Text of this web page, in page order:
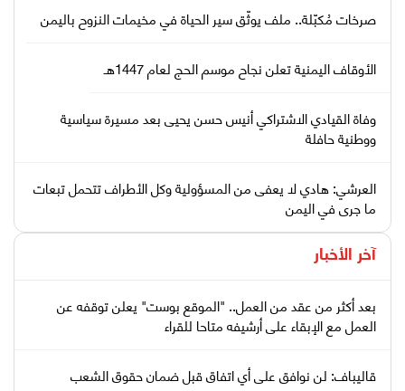
صرخات مُكبّلة.. ملف يوثّق سير الحياة في مخيمات النزوح باليمن
الأوقاف اليمنية تعلن نجاح موسم الحج لعام 1447هـ
وفاة القيادي الاشتراكي أنيس حسن يحيى بعد مسيرة سياسية
ووطنية حافلة
العرشي: هادي لا يعفى من المسؤولية وكل الأطراف تتحمل تبعات
ما جرى في اليمن
آخر الأخبار
بعد أكثر من عقد من العمل.. "الموقع بوست" يعلن توقفه عن
العمل مع الإبقاء على أرشيفه متاحا للقراء
قاليباف: لن نوافق على أي اتفاق قبل ضمان حقوق الشعب